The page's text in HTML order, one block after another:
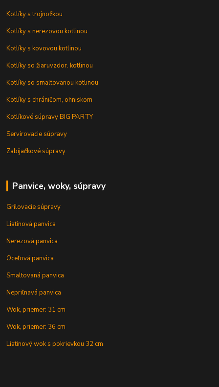
Kotlíky s trojnožkou
Kotlíky s nerezovou kotlinou
Kotlíky s kovovou kotlinou
Kotlíky so žiaruvzdor. kotlinou
Kotlíky so smaltovanou kotlinou
Kotlíky s chráničom, ohniskom
Kotlíkové súpravy BIG PARTY
Servírovacie súpravy
Zabíjačkové súpravy
Panvice, woky, súpravy
Grilovacie súpravy
Liatinová panvica
Nerezová panvica
Oceľová panvica
Smaltovaná panvica
Nepriľnavá panvica
Wok, priemer: 31 cm
Wok, priemer: 36 cm
Liatinový wok s pokrievkou 32 cm